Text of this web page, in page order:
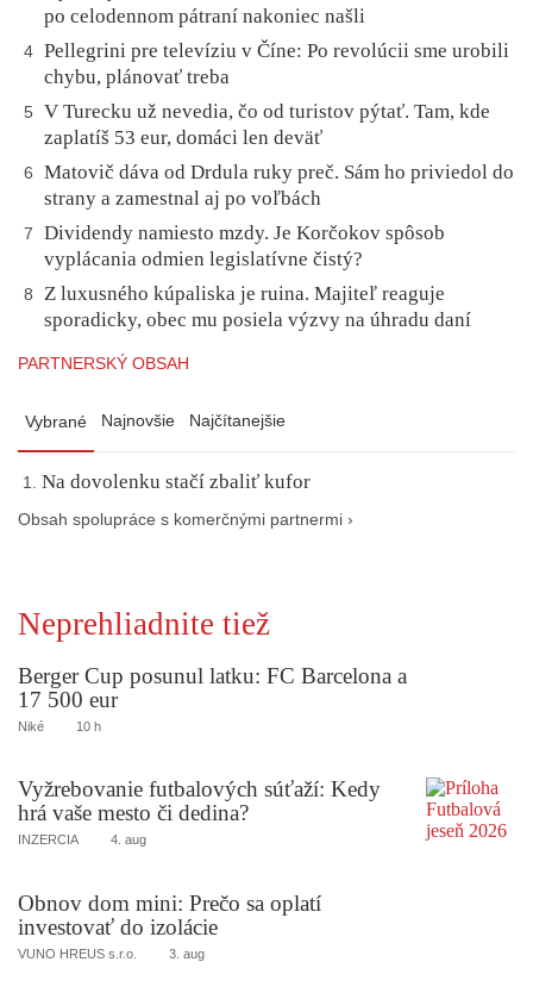
po celodennom pátraní nakoniec našli
4 Pellegrini pre televíziu v Číne: Po revolúcii sme urobili
chybu, plánovať treba
5
V Turecku už nevedia, čo od turistov pýtať. Tam, kde
zaplatíš 53 eur, domáci len deväť
6
Matovič dáva od Drdula ruky preč. Sám ho priviedol do
strany a zamestnal aj po voľbách
7
Dividendy namiesto mzdy. Je Korčokov spôsob
vyplácania odmien legislatívne čistý?
8
Z luxusného kúpaliska je ruina. Majiteľ reaguje
sporadicky, obec mu posiela výzvy na úhradu daní
PARTNERSKÝ OBSAH
Vybrané Najnovšie Najčítanejšie
Na dovolenku stačí zbaliť kufor
Obsah spolupráce s komerčnými partnermi ›
Neprehliadnite tiež
Berger Cup posunul latku: FC Barcelona a
17 500 eur
Niké 10 h
Vyžrebovanie futbalových súťaží: Kedy
hrá vaše mesto či dedina?
INZERCIA 4. aug
Obnov dom mini: Prečo sa oplatí
investovať do izolácie
VUNO HREUS s.r.o. 3. aug